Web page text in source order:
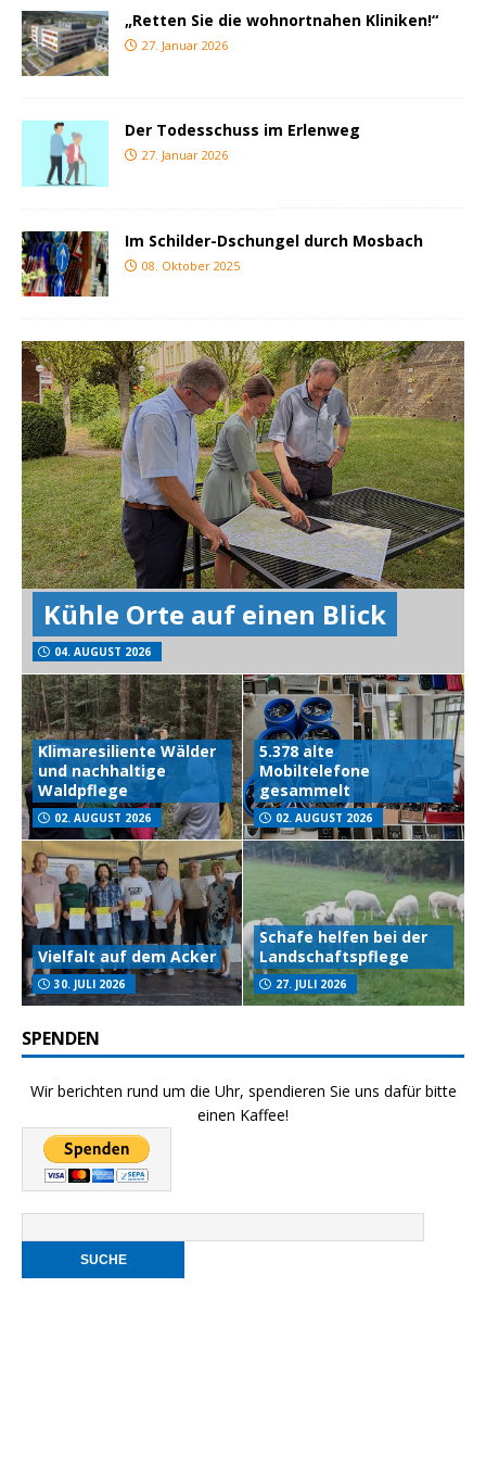
„Retten Sie die wohnortnahen Kliniken!“
27. Januar 2026
Der Todesschuss im Erlenweg
27. Januar 2026
Im Schilder-Dschungel durch Mosbach
08. Oktober 2025
Kühle Orte auf einen Blick
04. AUGUST 2026
Klimaresiliente Wälder
und nachhaltige
Waldpflege
02. AUGUST 2026
5.378 alte
Mobiltelefone
gesammelt
02. AUGUST 2026
Vielfalt auf dem Acker
30. JULI 2026
Schafe helfen bei der
Landschaftspflege
27. JULI 2026
SPENDEN
Wir berichten rund um die Uhr, spendieren Sie uns dafür bitte
einen Kaffee!